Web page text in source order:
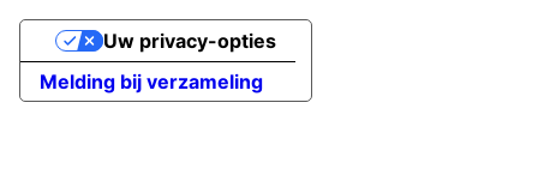
Melding bij verzameling
Uw privacy-opties